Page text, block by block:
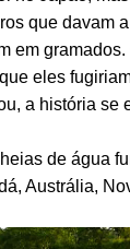
que davam
em
eles
a história se
de água
Austrália,